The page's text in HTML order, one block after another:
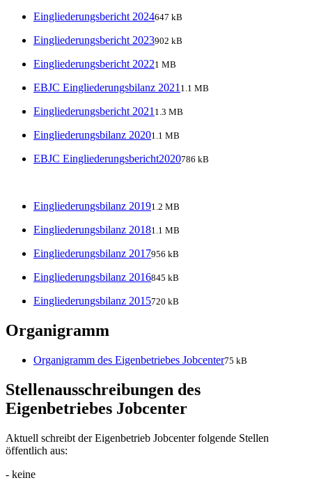
Eingliederungsbericht 2024647 kB
Eingliederungsbericht 2023902 kB
Eingliederungsbericht 20221 MB
EBJC Eingliederungsbilanz 2021 1.1 MB
Eingliederungsbericht 2021 1.3 MB
Eingliederungsbilanz 20201.1 MB
EBJC Eingliederungsbericht2020786 kB
Eingliederungsbilanz 20191.2 MB
Eingliederungsbilanz 20181.1 MB
Eingliederungsbilanz 2017956 kB
Eingliederungsbilanz 2016845 kB
Eingliederungsbilanz 2015720 kB
Organigramm
Organigramm des Eigenbetriebes Jobcenter75 kB
Stellenausschreibungen des
Eigenbetriebes Jobcenter
Aktuell schreibt der Eigenbetrieb Jobcenter folgende Stellen
öffentlich aus:
- keine